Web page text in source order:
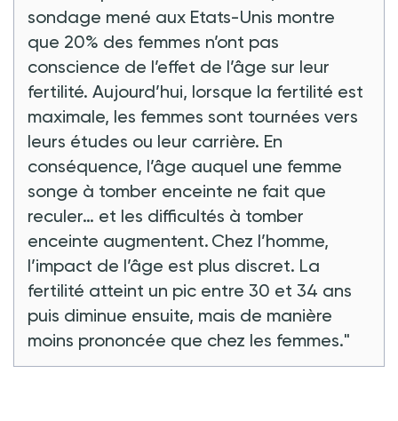
sondage mené aux Etats-Unis montre
que 20% des femmes n’ont pas
conscience de l’effet de l’âge sur leur
fertilité. Aujourd’hui, lorsque la fertilité est
maximale, les femmes sont tournées vers
leurs études ou leur carrière. En
conséquence, l’âge auquel une femme
songe à tomber enceinte ne fait que
reculer… et les difficultés à tomber
enceinte augmentent. Chez l’homme,
l’impact de l’âge est plus discret. La
fertilité atteint un pic entre 30 et 34 ans
puis diminue ensuite, mais de manière
moins prononcée que chez les femmes."